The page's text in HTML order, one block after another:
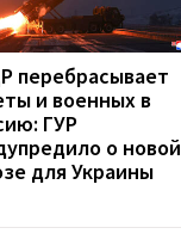
перебрасывает
и военных в
ГУР
о новой
для Украины